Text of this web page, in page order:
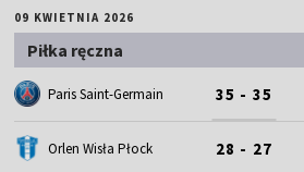
09 KWIETNIA 2026
Piłka ręczna
Paris Saint-Germain 35 - 35
Orlen Wisła Płock 28 - 27